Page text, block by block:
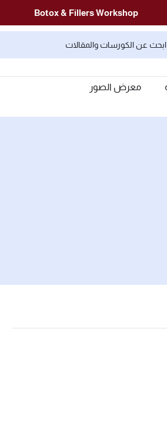
Botox & Fillers Workshop
معرض الصور